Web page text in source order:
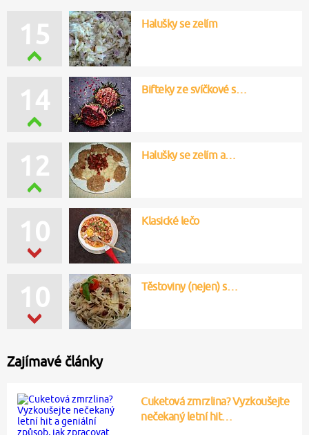
16 Halušky se zelím
10 Klasické lečo
16 Bifteky ze svíčkové s…
11 Těstoviny (nejen) s…
13 Halušky se zelím a…
Zajímavé články
Cuketová zmrzlina? Vyzkoušejte
nečekaný letní hit…